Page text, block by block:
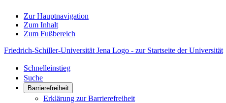
Zur Hauptnavigation
Zum Inhalt
Zum Fußbereich
Friedrich-Schiller-Universität Jena Logo - zur Startseite der Universität
Schnelleinstieg
Suche
Barrierefreiheit
Erklärung zur Barrierefreiheit